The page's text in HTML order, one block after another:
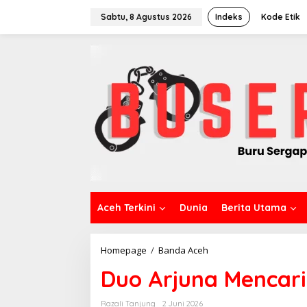
Sabtu, 8 Agustus 2026 Indeks Kode Etik
Aceh Terkini Dunia Berita Utama
Homepage / Banda Aceh
o
A
Duo Arjuna Mencari
Razali Tanjung
2 Juni 2026